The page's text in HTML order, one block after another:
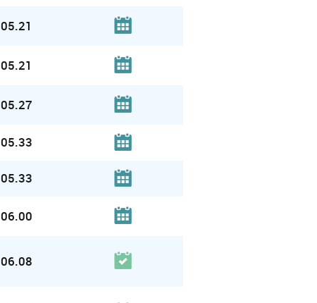
05.21
05.21
05.27
05.33
05.33
06.00
06.08